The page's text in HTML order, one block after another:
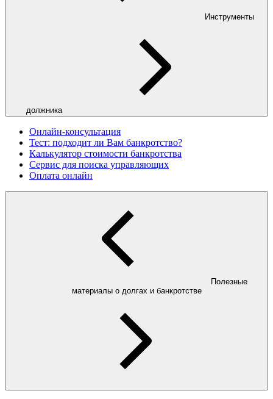
Инструменты
должника
Онлайн-консультация
Тест: подходит ли Вам банкротство?
Калькулятор стоимости банкротства
Сервис для поиска управляющих
Оплата онлайн
Полезные
материалы о долгах и банкротстве